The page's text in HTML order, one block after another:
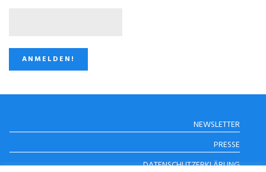
STUGGI.TV AUF
INSTAGRAM
NEWSLETTER
PRESSE
DATENSCHUTZERKLÄRUNG